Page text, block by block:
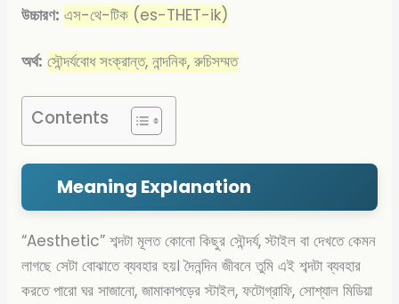
উচ্চারণ: এস-থে-টিক (es-THET-ik)
অর্থ: সৌন্দর্যবোধ সংক্রান্ত, নান্দনিক, রুচিসম্মত
Contents
Meaning Explanation
“Aesthetic” শব্দটা মূলত কোনো কিছুর সৌন্দর্য, স্টাইল বা দেখতে কেমন
লাগছে সেটা বোঝাতে ব্যবহার হয়। দৈনন্দিন জীবনে তুমি এই শব্দটা ব্যবহার
করতে পারো ঘর সাজানো, জামাকাপড়ের স্টাইল, ফটোগ্রাফি, সোশ্যাল মিডিয়া